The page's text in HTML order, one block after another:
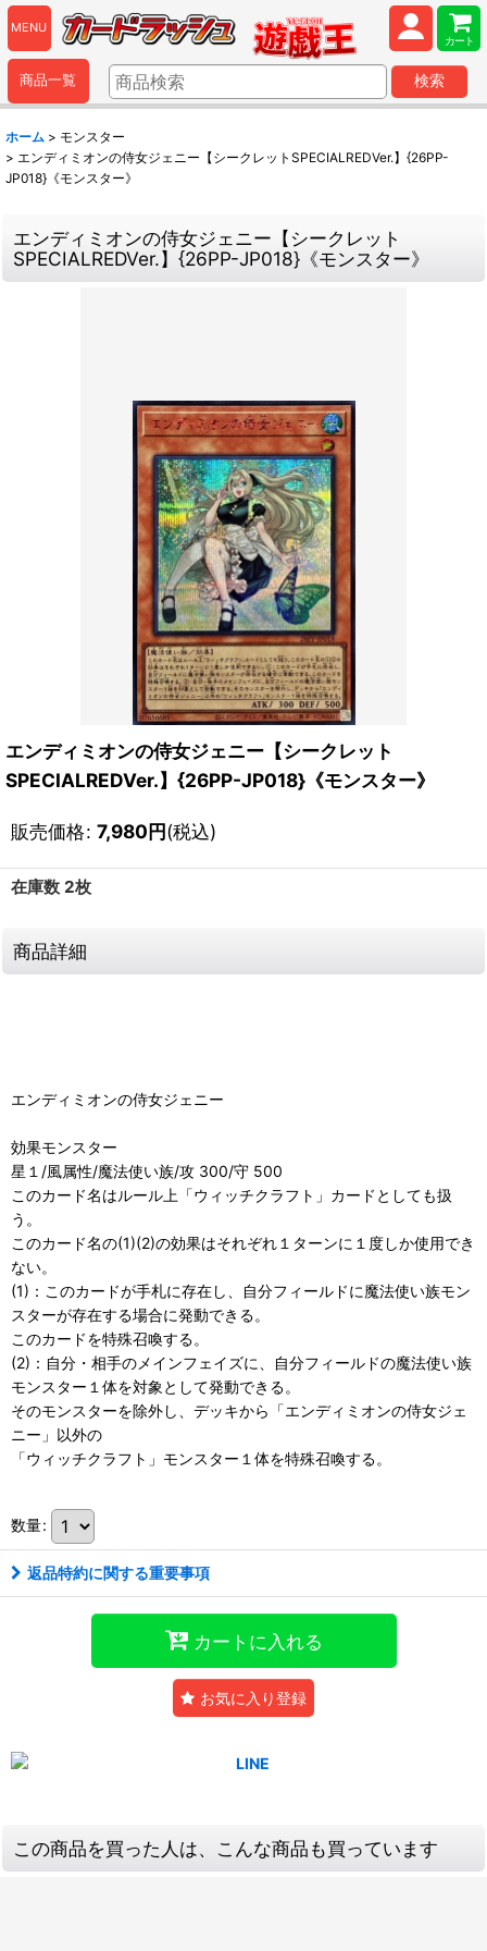
MENU
カート
商品一覧 検索
ホーム > モンスター
> エンディミオンの侍女ジェニー【シークレットSPECIALREDVer.】{26PP-
JP018}《モンスター》
エンディミオンの侍女ジェニー【シークレット
SPECIALREDVer.】{26PP-JP018}《モンスター》
エンディミオンの侍女ジェニー【シークレット
SPECIALREDVer.】{26PP-JP018}《モンスター》
販売価格: 7,980円(税込)
在庫数 2枚
商品詳細
エンディミオンの侍女ジェニー
効果モンスター
星１/風属性/魔法使い族/攻 300/守 500
このカード名はルール上「ウィッチクラフト」カードとしても扱
う。
このカード名の(1)(2)の効果はそれぞれ１ターンに１度しか使用でき
ない。
(1)：このカードが手札に存在し、自分フィールドに魔法使い族モン
スターが存在する場合に発動できる。
このカードを特殊召喚する。
(2)：自分・相手のメインフェイズに、自分フィールドの魔法使い族
モンスター１体を対象として発動できる。
そのモンスターを除外し、デッキから「エンディミオンの侍女ジェ
ニー」以外の
「ウィッチクラフト」モンスター１体を特殊召喚する。
数量:
返品特約に関する重要事項
カートに入れる
お気に入り登録
この商品を買った人は、こんな商品も買っています